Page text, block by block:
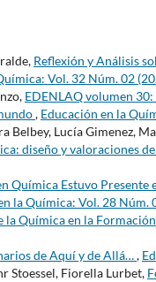
Reflexión y Análisis
Vol. 32 Núm. 02
EDENLAQ volumen
, Educación en la
Belbey, Lucía Gimenez,
diseño y valoraciones
Química Estuvo
la Química: Vol. 28 Núm.
la Química en la
de Aquí y de Allá…,
Stoessel, Fiorella Lurbet,